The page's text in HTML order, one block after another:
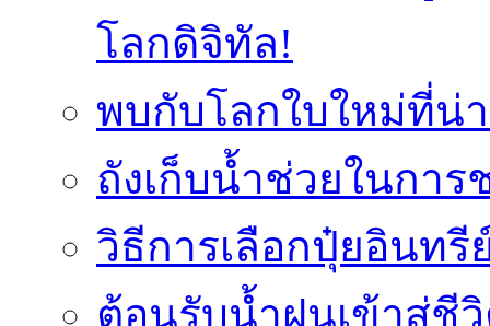
โลกดิจิทัล!
พบกับโลกใบใหม่ที่น่
ถังเก็บน้ำช่วยในกา
วิธีการเลือกปุ๋ยอินทรี
ต้อนรับน้ำฝนเข้าสู่ชี